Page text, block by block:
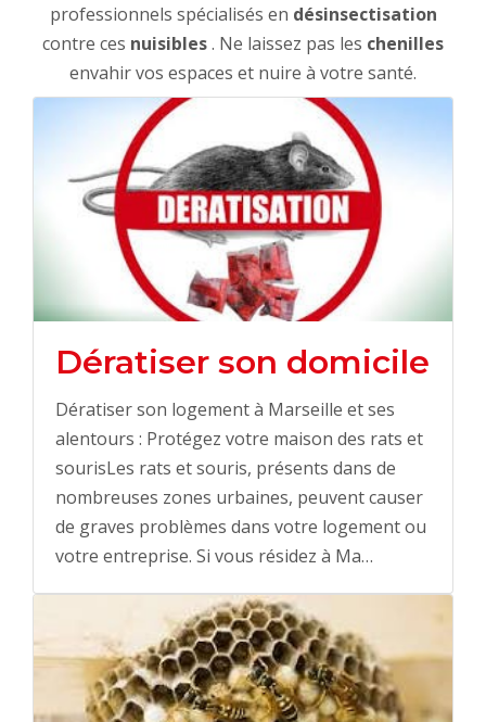
professionnels spécialisés en désinsectisation
contre ces nuisibles. Ne laissez pas les chenilles
envahir vos espaces et nuire à votre santé.
Dératiser son domicile
Dératiser son logement à Marseille et ses
alentours : Protégez votre maison des rats et
sourisLes rats et souris, présents dans de
nombreuses zones urbaines, peuvent causer
de graves problèmes dans votre logement ou
votre entreprise. Si vous résidez à Ma…